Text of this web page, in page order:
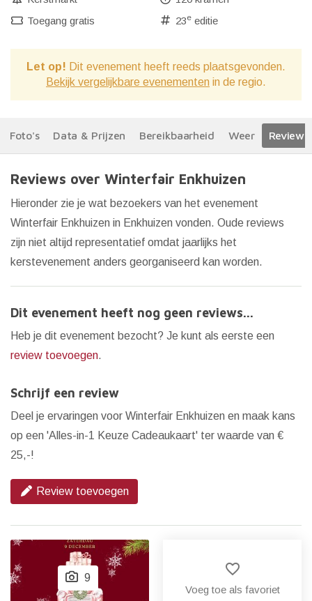
Toegang gratis
23eeditie
Let op! Dit evenement heeft reeds plaatsgevonden.
Bekijk vergelijkbare evenementen in de regio.
Foto's Data & Prijzen Bereikbaarheid Weer Reviews
Reviews over Winterfair Enkhuizen
Hieronder zie je wat bezoekers van het evenement
Winterfair Enkhuizen in Enkhuizen vonden. Oude reviews
zijn niet altijd representatief omdat jaarlijks het
kerstevenement anders georganiseerd kan worden.
Dit evenement heeft nog geen reviews...
Heb je dit evenement bezocht? Je kunt als eerste een
review toevoegen.
Schrijf een review
Deel je ervaringen voor Winterfair Enkhuizen en maak kans
op een 'Alles-in-1 Keuze Cadeaukaart' ter waarde van €
25,-!
Review toevoegen
9
favorite_border
Voeg toe als favoriet